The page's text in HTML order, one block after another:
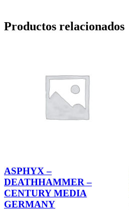
Productos relacionados
ASPHYX –
DEATHHAMMER –
CENTURY MEDIA
GERMANY